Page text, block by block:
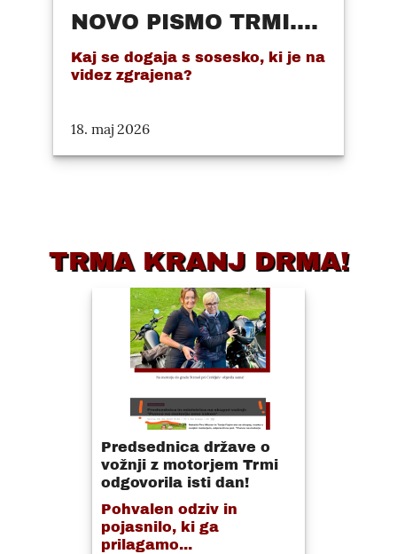
NOVO PISMO TRMI....
Kaj se dogaja s sosesko, ki je na
videz zgrajena?
18. maj 2026
TRMA KRANJ DRMA!
Predsednica države o
vožnji z motorjem Trmi
odgovorila isti dan!
Pohvalen odziv in
pojasnilo, ki ga
prilagamo...